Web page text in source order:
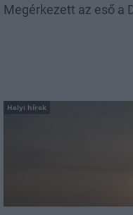
Megérkezett az eső a
Helyi hírek